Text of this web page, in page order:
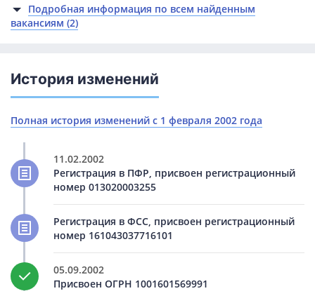
Подробная информация по всем найденным
вакансиям (2)
История изменений
Полная история изменений с 1 февраля 2002 года
11.02.2002
Регистрация в ПФР, присвоен регистрационный
номер 013020003255
Регистрация в ФСС, присвоен регистрационный
номер 161043037716101
05.09.2002
Присвоен ОГРН 1001601569991